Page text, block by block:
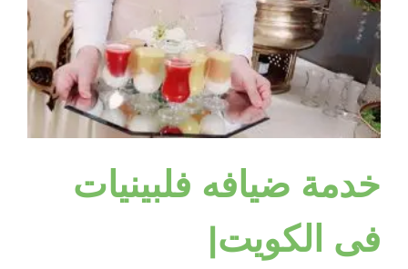
خدمة ضيافه فلبينيات
فى الكويت|